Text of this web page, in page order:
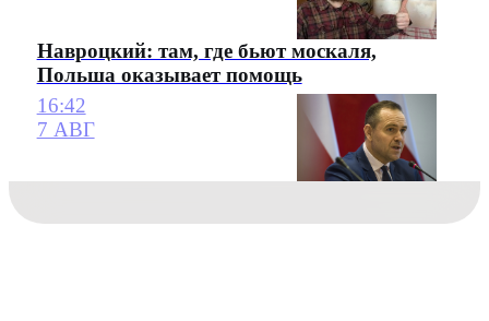
Навроцкий: там, где бьют москаля,
Польша оказывает помощь
16:42
7 АВГ